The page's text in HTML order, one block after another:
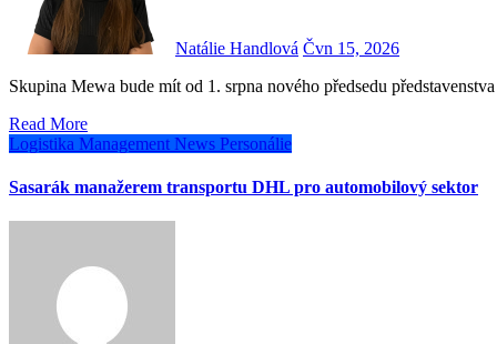
Natálie Handlová Čvn 15, 2026
Skupina Mewa bude mít od 1. srpna nového předsedu
Read More
Logistika Management News Personálie
Sasarák manažerem transportu DHL pro automobilový sektor